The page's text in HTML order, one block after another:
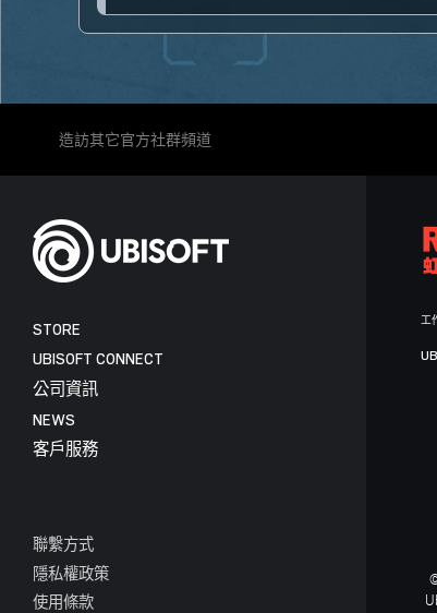
造訪其它官方社群頻道
STORE
UBISOFT CONNECT
公司資訊
NEWS
客戶服務
聯繫方式
隱私權政策
使用條款
工